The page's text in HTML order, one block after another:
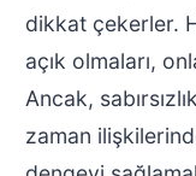
dikkat çekerler.
açık olmaları,
Ancak,
zaman